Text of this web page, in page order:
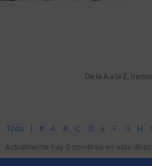
De la A a la Z,
Todo # A B C D E F G H I
Actualmente hay 0 nombres en este